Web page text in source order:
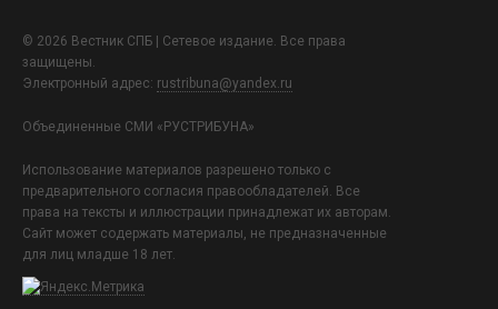
© 2026 Вестник СПБ | Сетевое издание. Все права
защищены.
Электронный адрес: rustribuna@yandex.ru
Объединенные СМИ «РУСТРИБУНА»
Использование материалов разрешено только с
предварительного согласия правообладателей. Все
права на тексты и иллюстрации принадлежат их авторам.
Сайт может содержать материалы, не предназначенные
для лиц младше 18 лет.